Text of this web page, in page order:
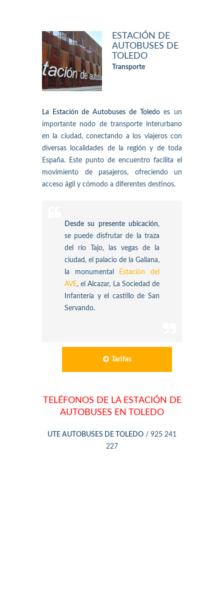
ESTACIÓN DE
AUTOBUSES DE
TOLEDO
Transporte
La Estación de Autobuses de Toledoes un
importante nodo de transporte interurbano
en la ciudad, conectando a los viajeros con
diversas localidades de la región y de toda
España. Este punto de encuentro facilita el
movimiento de pasajeros, ofreciendo un
acceso ágil y cómodo a diferentes destinos.
Desde su presente ubicación,
se puede disfrutar de la traza
del río Tajo, las vegas de la
ciudad, el palacio de la Galiana,
la monumental
Estación del
AVE, el Alcazar, La Sociedad de
Infantería y el castillo de San
Servando.
Tarifas
TELÉFONOS DE LA ESTACIÓN DE
AUTOBUSES EN TOLEDO
UTE AUTOBUSES DE TOLEDO / 925 241
227